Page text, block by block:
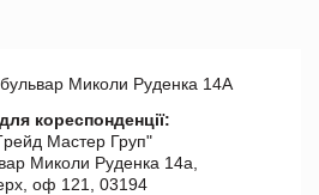
Миколи Руденка 14А
кореспонденції:
Мастер Груп"
Миколи Руденка 14а,
оф 121, 03194